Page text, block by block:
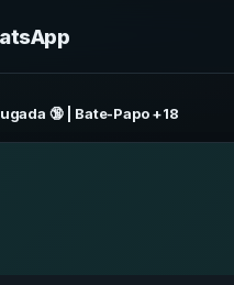
🔞 | Bate-Papo +18